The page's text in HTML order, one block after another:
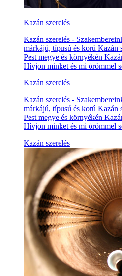
Kazán szerelés
Kazán szerelés -
márkájú, típusú és korú Kazán
Pest megye és környékén
Hívjon minket és mi örömmel
Kazán szerelés
Kazán szerelés -
márkájú, típusú és korú Kazán
Pest megye és környékén
Hívjon minket és mi örömmel
Kazán szerelés